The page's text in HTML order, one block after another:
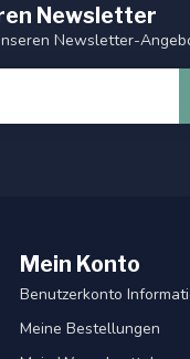
Newsletter
Newsletter-
Mein Konto
Benutzerkonto
Meine Bestellungen